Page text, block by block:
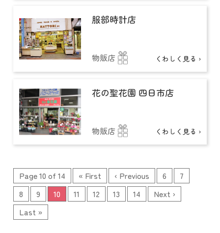
服部時計店
物販店 くわしく見る ›
花の聖花園 四日市店
物販店 くわしく見る ›
Page 10 of 14 « First ‹ Previous 6
7
8
9 10 11 12 13 14
Next ›
Last »